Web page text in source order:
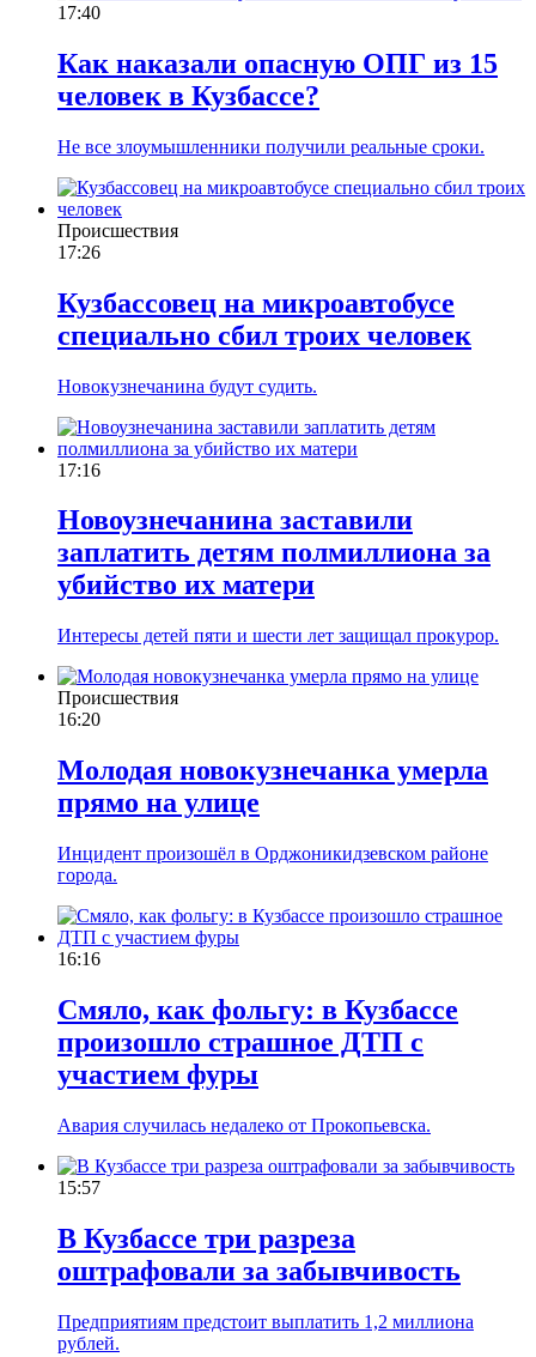
17:40
Как наказали опасную ОПГ из 15
человек в Кузбассе?
Не все злоумышленники получили реальные сроки.
Происшествия
17:26
Кузбассовец на микроавтобусе
специально сбил троих человек
Новокузнечанина будут судить.
17:16
Новоузнечанина заставили
заплатить детям полмиллиона за
убийство их матери
Интересы детей пяти и шести лет защищал прокурор.
Происшествия
16:20
Молодая новокузнечанка умерла
прямо на улице
Инцидент произошёл в Орджоникидзевском районе
города.
16:16
Смяло, как фольгу: в Кузбассе
произошло страшное ДТП с
участием фуры
Авария случилась недалеко от Прокопьевска.
15:57
В Кузбассе три разреза
оштрафовали за забывчивость
Предприятиям предстоит выплатить 1,2 миллиона
рублей.